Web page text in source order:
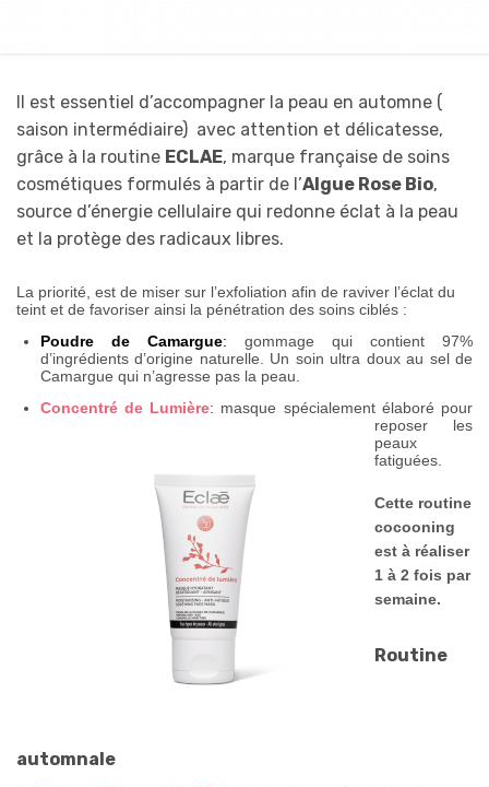
Il est essentiel d’accompagner la peau en automne (
saison intermédiaire) avec attention et délicatesse,
grâce à la routine ECLAE, marque française de soins
cosmétiques formulés à partir de l’Algue Rose Bio,
source d’énergie cellulaire qui redonne éclat à la peau
et la protège des radicaux libres.
La priorité, est de miser sur l’exfoliation afin de raviver l’éclat du
teint et de favoriser ainsi la pénétration des soins ciblés :
Poudre de Camargue: gommage qui contient 97%
d’ingrédients d’origine naturelle. Un soin ultra doux au sel de
Camargue qui n’agresse pas la peau.
Concentré de Lumière: masque spécialement élaboré pour
reposer les
peaux
fatiguées.
Cette routine
cocooning
est à réaliser
1 à 2 fois par
semaine.
Routine
automnale